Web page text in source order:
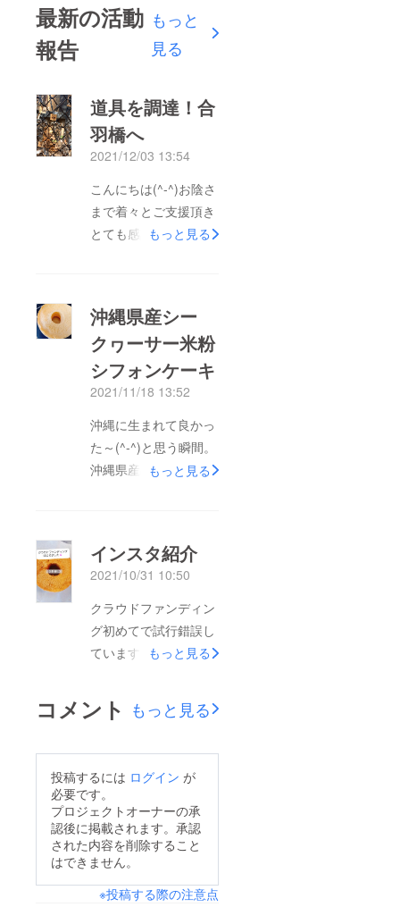
最新の活動
報告
もっと
見る
道具を調達！合
羽橋へ
2021/12/03 13:54
こんにちは(^-^)お陰さ
まで着々とご支援頂き
とても感謝していま
いざ東京へ行きまし
た！製菓の道具といえ
ば、浅草合羽橋！初め
ての場所でどきどきで
が卸値で売っていて、
目で見て確かめて購入
できるので夢のような
す(((^^;)夢中になりす
ぎて写真をあまり撮っ
た。。。)飛行機代と
道具代でなかなかいい
金額となりましたが、
グでご支援いただいて
る皆さまのおかげで少
で購入できました。感
謝、感謝です。
もっと見る
沖縄県産シー
クヮーサー米粉
シフォンケーキ
2021/11/18 13:52
沖縄に生まれて良かっ
た～(^-^)と思う瞬間。
沖縄県産品が手軽に手
した。レモンケーキの
ような爽やか風味がた
まりません。この綺麗
な黄色の色がシー
クヮーサー色です。リ
贈ろうか今からあれこ
けがとっても楽しみで
す！まだ終了していま
せんが、ご支援ありが
とうございます(^-^)中
間の御礼です。
もっと見る
インスタ紹介
2021/10/31 10:50
クラウドファンディン
グ初めてで試行錯誤し
ています。他の皆さん
と、思いながら見よう
見まねでやっていま
言お願い致します。
@MMS_BAKEhttp://in
stagram.com/mms_ba
ke?utm_source=qr#米
ラウドファンディング
もっと見る
コメント もっと見る
投稿するには ログイン が
必要です。
プロジェクトオーナーの承
認後に掲載されます。承認
された内容を削除すること
はできません。
※投稿する際の注意点